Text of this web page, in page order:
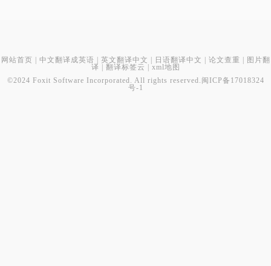
网站首页 中文翻译成英语 英文翻译中文 日语翻译中文 论文查重
图片翻
译
翻译标签云
xml地图
©2024 Foxit Software Incorporated. All rights reserved. 闽ICP备17018324
号-1